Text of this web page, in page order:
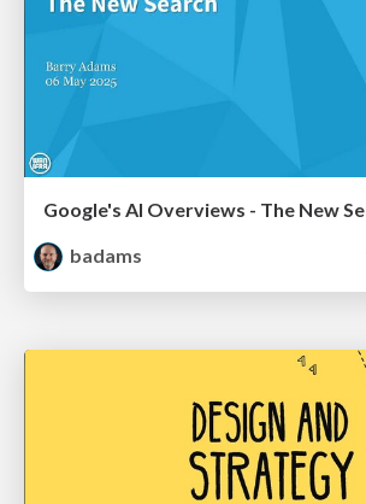
Google's AI Overviews - The New
badams